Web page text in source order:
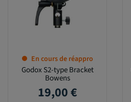
En cours de réappro
Godox S2-type Bracket
Bowens
Prix
19,00 €